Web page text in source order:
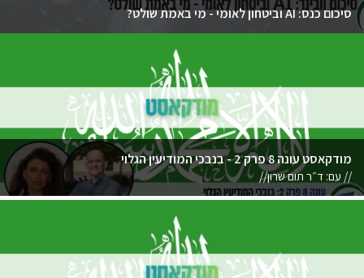
סיכום כנס: AI וביטחון לאומי - מי באמת שולט?
מודקאסט עונה 8 פרק 2 - בנבכי המודיעין הגלוי
// עם: ד״ר תום שרון//